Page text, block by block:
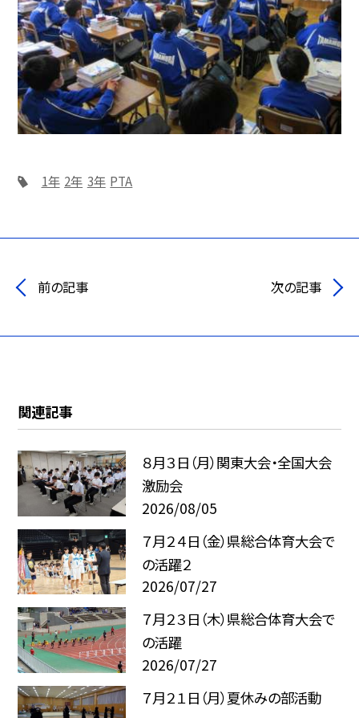
1年 2年 3年 PTA
前の記事 次の記事
関連記事
８月３日（月）関東大会・全国大会
激励会
2026/08/05
７月２４日（金）県総合体育大会で
の活躍２
2026/07/27
７月２３日（木）県総合体育大会で
の活躍
2026/07/27
７月２１日（月）夏休みの部活動